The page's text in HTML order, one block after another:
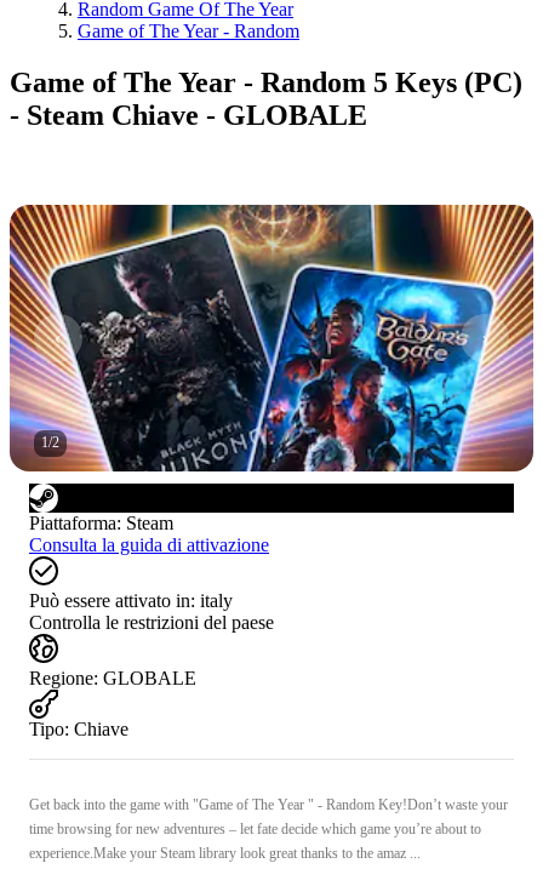
Random Game Of The Year
Game of The Year - Random
Game of The Year - Random 5 Keys (PC)
- Steam Chiave - GLOBALE
1/2
Piattaforma: Steam
Consulta la guida di attivazione
Può essere attivato in: italy
Controlla le restrizioni del paese
Regione: GLOBALE
Tipo: Chiave
Get back into the game with "Game of The Year " - Random Key!Don’t waste your
time browsing for new adventures – let fate decide which game you’re about to
experience.Make your Steam library look great thanks to the amaz ...